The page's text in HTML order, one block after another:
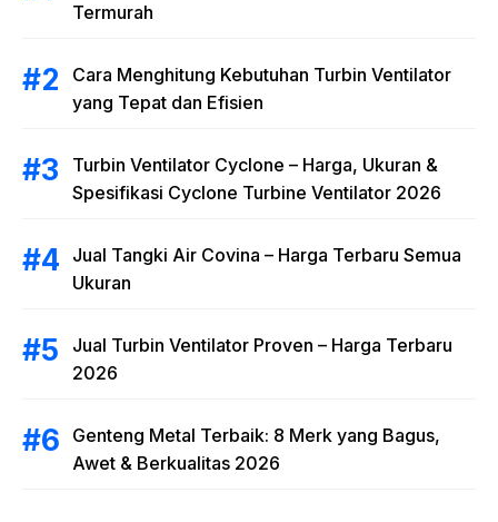
Termurah
Cara Menghitung Kebutuhan Turbin Ventilator
yang Tepat dan Efisien
Turbin Ventilator Cyclone – Harga, Ukuran &
Spesifikasi Cyclone Turbine Ventilator 2026
Jual Tangki Air Covina – Harga Terbaru Semua
Ukuran
Jual Turbin Ventilator Proven – Harga Terbaru
2026
Genteng Metal Terbaik: 8 Merk yang Bagus,
Awet & Berkualitas 2026